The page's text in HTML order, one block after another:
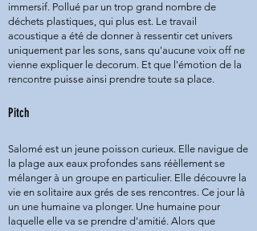
immersif. Pollué par un trop grand nombre de
déchets plastiques, qui plus est. Le travail
acoustique a été de donner à ressentir cet univers
uniquement par les sons, sans qu'aucune voix off ne
vienne expliquer le decorum. Et que l'émotion de la
rencontre puisse ainsi prendre toute sa place.
Pitch
Salomé est un jeune poisson curieux. Elle navigue de
la plage aux eaux profondes sans réèllement se
mélanger à un groupe en particulier. Elle découvre la
vie en solitaire aux grés de ses rencontres. Ce jour là
un une humaine va plonger. Une humaine pour
laquelle elle va se prendre d'amitié. Alors que